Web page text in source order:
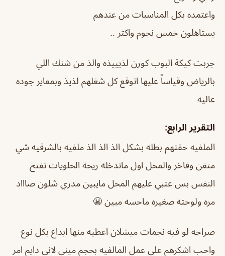
واعتمده بكل المناسبات من عندهم
يستاهلون خمس نجوم واكثر ..
جربت كيكة البوب كورن لذيييذه والذ من شنك اللي
بالرياض وقياساً عليها اتوقع كل شغلهم لذيذ وبمعاير جوده
عاليه
التقرير الرابع:
الملفيه حقتهم بطله بشكل الذ الذ الذ ملفيه بالشرقيه شي
متقن وفاخر والمحل اول ماتدخله ريحة الحلويات تفتح
النفس بس عتبي عليهم المحل مايبين مدري شلون صاااد
مره ولوحته صغيره ماحسه مبين 😬
صراحه لو فيه نجمات ميشلان اعطيه منها ابداع بكل نوع
واحب اشكرهم على عمل المالفيه بحجم ميني لاني دايم امر